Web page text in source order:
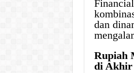
dan
Rupiah
di Akhir